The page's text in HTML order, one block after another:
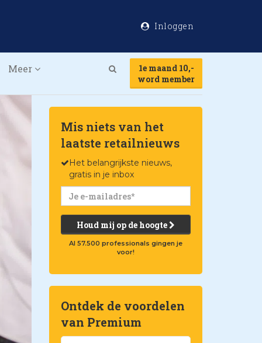
Inloggen
Meer
1e maand 10,-
word member
Mis niets van het
laatste retailnieuws
Het belangrijkste nieuws,
gratis in je inbox
Houd mij op de hoogte
Al 57.500 professionals gingen je
voor!
Ontdek de voordelen
van Premium